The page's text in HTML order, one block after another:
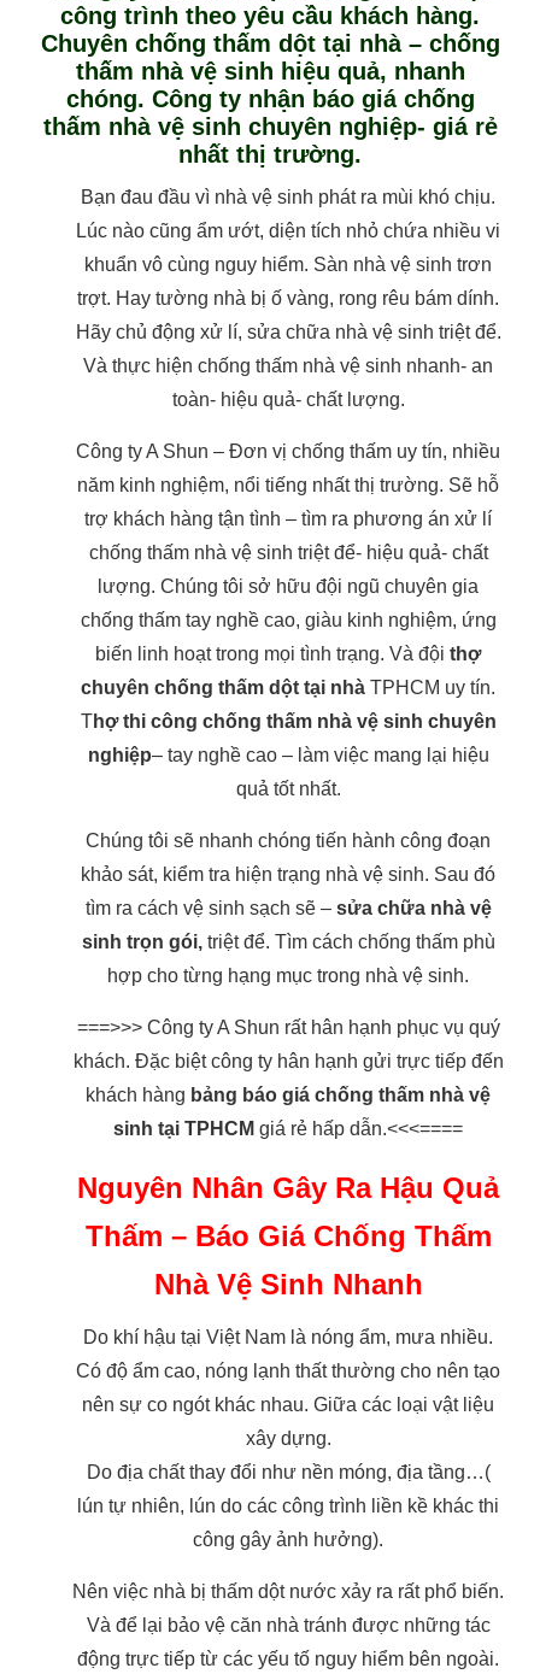
công trình theo yêu cầu khách hàng.
Chuyên chống thấm dột tại nhà – chống
thấm nhà vệ sinh hiệu quả, nhanh
chóng. Công ty nhận báo giá chống
thấm nhà vệ sinh chuyên nghiệp- giá rẻ
nhất thị trường.
Bạn đau đầu vì nhà vệ sinh phát ra mùi khó chịu.
Lúc nào cũng ẩm ướt, diện tích nhỏ chứa nhiều vi
khuẩn vô cùng nguy hiểm. Sàn nhà vệ sinh trơn
trợt. Hay tường nhà bị ố vàng, rong rêu bám dính.
Hãy chủ động xử lí, sửa chữa nhà vệ sinh triệt để.
Và thực hiện chống thấm nhà vệ sinh nhanh- an
toàn- hiệu quả- chất lượng.
Công ty A Shun – Đơn vị chống thấm uy tín, nhiều
năm kinh nghiệm, nổi tiếng nhất thị trường. Sẽ hỗ
trợ khách hàng tận tình – tìm ra phương án xử lí
chống thấm nhà vệ sinh triệt để- hiệu quả- chất
lượng. Chúng tôi sở hữu đội ngũ chuyên gia
chống thấm tay nghề cao, giàu kinh nghiệm, ứng
biến linh hoạt trong mọi tình trạng. Và đội thợ
chuyên chống thấm dột tại nhà TPHCM uy tín.
Thợ thi công chống thấm nhà vệ sinh chuyên
nghiệp– tay nghề cao – làm việc mang lại hiệu
quả tốt nhất.
Chúng tôi sẽ nhanh chóng tiến hành công đoạn
khảo sát, kiểm tra hiện trạng nhà vệ sinh. Sau đó
tìm ra cách vệ sinh sạch sẽ – sửa chữa nhà vệ
sinh trọn gói,triệt để. Tìm cách chống thấm phù
hợp cho từng hạng mục trong nhà vệ sinh.
===>>> Công ty A Shun rất hân hạnh phục vụ quý
khách. Đặc biệt công ty hân hạnh gửi trực tiếp đến
khách hàng bảng báo giá chống thấm nhà vệ
sinh tại TPHCM giá rẻ hấp dẫn.<<<====
Nguyên Nhân Gây Ra Hậu Quả
Thấm – Báo Giá Chống Thấm
Nhà Vệ Sinh Nhanh
Do khí hậu tại Việt Nam là nóng ẩm, mưa nhiều.
Có độ ẩm cao, nóng lạnh thất thường cho nên tạo
nên sự co ngót khác nhau. Giữa các loại vật liệu
xây dựng.
Do địa chất thay đổi như nền móng, địa tầng…(
lún tự nhiên, lún do các công trình liền kề khác thi
công gây ảnh hưởng).
Nên việc nhà bị thấm dột nước xảy ra rất phổ biến.
Và để lại bảo vệ căn nhà tránh được những tác
động trực tiếp từ các yếu tố nguy hiểm bên ngoài.